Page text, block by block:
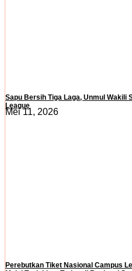
Sapu Bersih Tiga Laga, Unmul Wakili
League
Mei 11, 2026
Perebutkan Tiket Nasional Campus